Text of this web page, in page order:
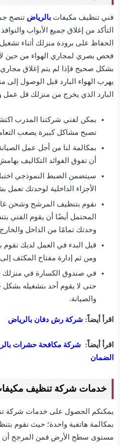
فني تنظيف مكيفات بالرياض تنصح
التأكد من إغلاق جميع الأبواب
الحفاظ على برودة منزلك أثناء
فحص بصري لمجاري الهواء من حين
بشكل صحيح فإذا لم يتم إغلاق
يهرب الهواء البارد قبل الوصول إلى
البارد الذي يخرج من منزلك قل عمل
يمكن لفني شركتنا المدرب
تصبح مشاكل كبيرة يصعب
بمكالمة لنا من أجل عمل
أن تفوق الفوائد التكاليف
سيتضمن الضبط النموذجي
الأجزاء الداخلية لوحدتك
نقوم بتنظيف المرشح وشحن غاز
المحتمل أيضًا أن يقوم الفني
وحدتك تمامًا من الداخل
قبل البدء في العمل لديك
ومن ثم إدارة مفتاح المكثف
في صندوق الكسارة في منزلك
حتى لا يقوم أحد بتشغيله بشكل
والصيانة.
اقرأ أيضاً: شركة رش دفان بالرياض
اقرأ أيضاً:
الضمان
خدمات شركة تنظيف
يمكنكم الحصول على خدمات شركة
بمكالمة هاتفية واحدة؛ حيث نقوم
مستوى سطح الأرض فمن المرجح أن